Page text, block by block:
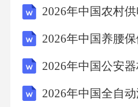
2026年中国公安